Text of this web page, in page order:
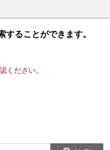
ることができます。
ください。